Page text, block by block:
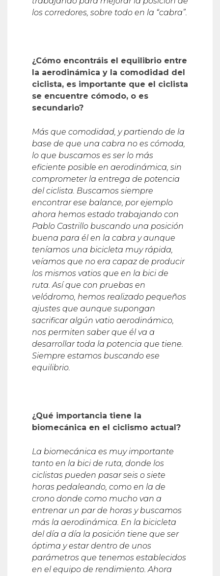
los corredores, sobre todo en la “cabra”.
¿Cómo encontráis el equilibrio entre
la aerodinámica y la comodidad del
ciclista, es importante que el ciclista
se encuentre cómodo, o es
secundario?
Más que comodidad, y partiendo de la
base de que una cabra no es cómoda,
lo que buscamos es ser lo más
eficiente posible en aerodinámica, sin
comprometer la entrega de potencia
del ciclista. Buscamos siempre
encontrar ese balance, por ejemplo
ahora hemos estado trabajando con
Pablo Castrillo buscando una posición
buena para él en la cabra y aunque
teníamos una bicicleta muy rápida,
veíamos que no era capaz de producir
los mismos vatios que en la bici de
ruta. Asíque con pruebas en
velódromo, hemos realizado pequeños
ajustes que aunque supongan
sacrificar algún vatio aerodinámico,
nos permiten saber que él va a
desarrollar toda la potencia que tiene.
Siempre estamos buscando ese
equilibrio.
¿Qué importancia tiene la
biomecánica en el ciclismo actual?
La biomecánica es muy importante
tanto en la bici de ruta, donde los
ciclistas pueden pasar seis o siete
horas pedaleando, como en la de
crono donde como mucho van a
entrenar un par de horas y buscamos
más la aerodinámica. En la bicicleta
del día a día la posición tiene que ser
óptima y estar dentro de unos
parámetros que tenemos establecidos
en el equipo de rendimiento. Ahora